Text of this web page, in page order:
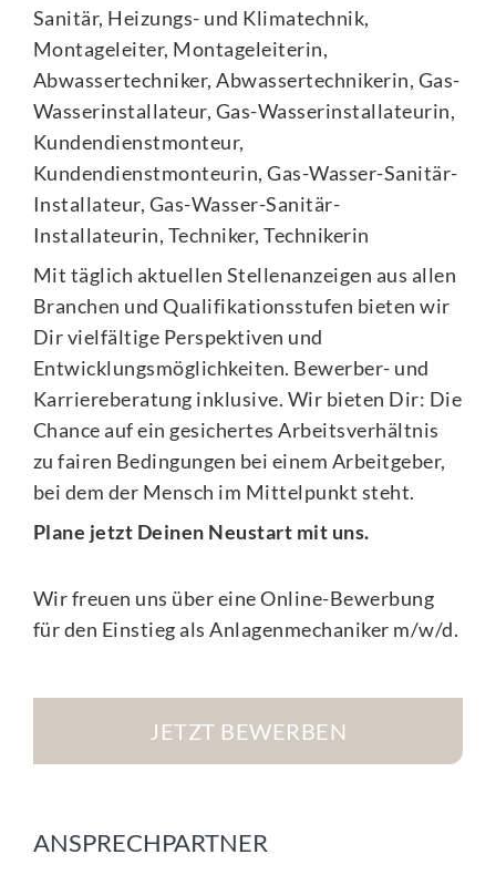
Sanitär, Heizungs- und Klimatechnik,
Montageleiter, Montageleiterin,
Abwassertechniker, Abwassertechnikerin, Gas-
Wasserinstallateur, Gas-Wasserinstallateurin,
Kundendienstmonteur,
Kundendienstmonteurin, Gas-Wasser-Sanitär-
Installateur, Gas-Wasser-Sanitär-
Installateurin, Techniker, Technikerin
Mit täglich aktuellen Stellenanzeigen aus allen
Branchen und Qualifikationsstufen bieten wir
Dir vielfältige Perspektiven und
Entwicklungsmöglichkeiten. Bewerber- und
Karriereberatung inklusive. Wir bieten Dir: Die
Chance auf ein gesichertes Arbeitsverhältnis
zu fairen Bedingungen bei einem Arbeitgeber,
bei dem der Mensch im Mittelpunkt steht.
Plane jetzt Deinen Neustart mit uns.
Wir freuen uns über eine Online-Bewerbung
für den Einstieg alsAnlagenmechaniker m/w/d.
JETZT BEWERBEN
ANSPRECHPARTNER